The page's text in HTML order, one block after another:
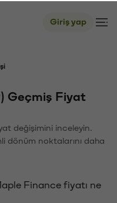
Giriş yap
Geçmiş Fiyat
değişimini inceleyin.
dönüm noktalarını daha
Finance fiyatı ne